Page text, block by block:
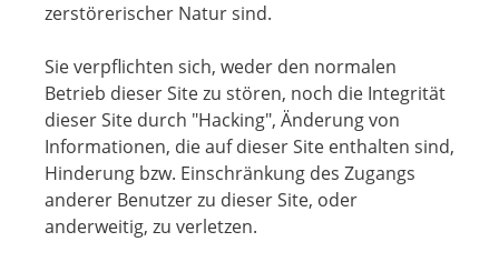
zerstörerischer Natur sind.
Sie verpflichten sich, weder den normalen
Betrieb dieser Site zu stören, noch die Integrität
dieser Site durch "Hacking", Änderung von
Informationen, die auf dieser Site enthalten sind,
Hinderung bzw. Einschränkung des Zugangs
anderer Benutzer zu dieser Site, oder
anderweitig, zu verletzen.